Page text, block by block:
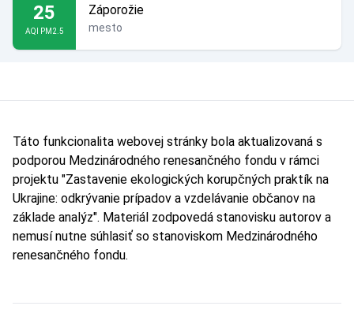
25
AQI PM2.5
Záporožie
mesto
Táto funkcionalita webovej stránky bola aktualizovaná s
podporou Medzinárodného renesančného fondu v rámci
projektu "Zastavenie ekologických korupčných praktík na
Ukrajine: odkrývanie prípadov a vzdelávanie občanov na
základe analýz". Materiál zodpovedá stanovisku autorov a
nemusí nutne súhlasiť so stanoviskom Medzinárodného
renesančného fondu.